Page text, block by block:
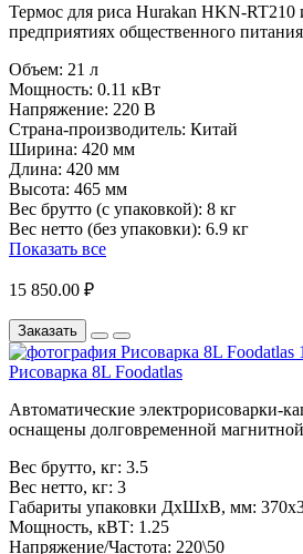
Термос для риса Hurakan HKN-RT210
предприятиях общественного
Объем: 21 л
Мощность: 0.11 кВт
Напряжение: 220 В
Страна-производитель: Китай
Ширина: 420 мм
Длина: 420 мм
Высота: 465 мм
Вес брутто (с упаковкой): 8 кг
Вес нетто (без упаковки): 6.9 кг
Показать все
15 850.00 ₽
Заказать
Рисоварка 8L Foodatlas
Автоматические электрорисоварки-
оснащены долговременной
Вес брутто, кг: 3.5
Вес нетто, кг: 3
Габариты упаковки ДхШхВ, мм:
Мощность, кВТ: 1.25
Напряжение/Частота: 220\50